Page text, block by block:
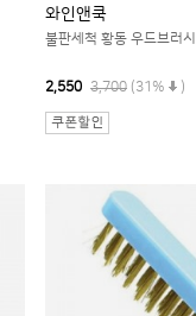
와인앤쿡
불판세척 황동 우드브러
2,550 3,700 (31% )